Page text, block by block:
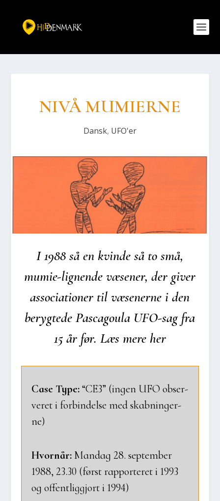
NIVÅ MUMI­ER­NE
Dansk, UFO'er
I 1988 så en kvin­de så to små,
mumie-lig­nen­de væse­ner, der giver
asso­ci­a­tio­ner til væse­ner­ne i den
beryg­te­de Pasca­gou­la UFO-sag fra
15 år før. Læs mere her
Case Type:“CE3” (ingen UFO obser­
ve­ret i for­bin­del­se med skab­nin­ger­
ne)
Hvor­når:Man­dag 28. sep­tem­ber
1988, 23.30 (først rap­por­te­ret i 1993
og offent­lig­gjort i 1994)